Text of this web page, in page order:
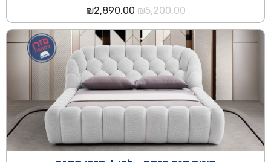
₪5,200.00
המחיר
המקורי
היה:
₪5,200.00.
₪2,890.00
הנוכחי
הוא:
₪2,890.00.